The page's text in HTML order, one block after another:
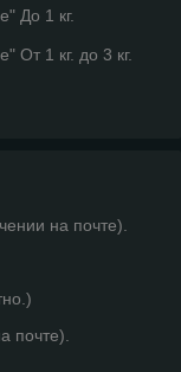
До 1 кг.
От 1 кг. до 3 кг.
на почте).
почте).